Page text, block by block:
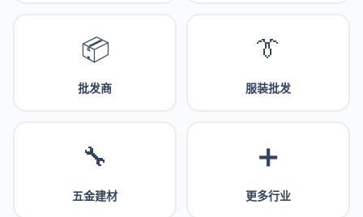
📦
批发商
👔
服装批发
🔧
五金建材
➕
更多行业